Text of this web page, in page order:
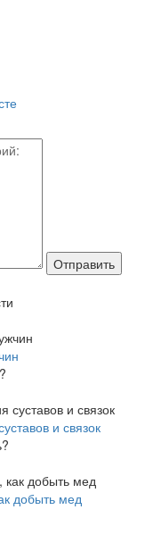
и связок
добыть мед